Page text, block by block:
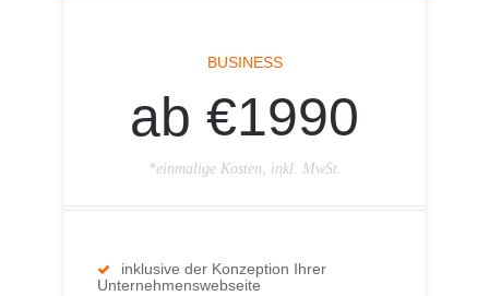
BUSINESS
ab €1990
*einmalige Kosten, inkl. MwSt.
inklusive der Konzeption Ihrer
Unternehmenswebseite